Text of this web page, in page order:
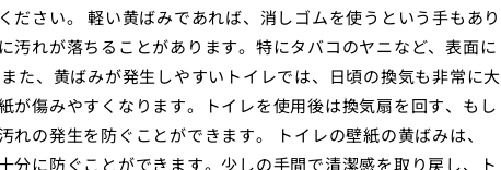
さい。 軽い黄ばみであれば、消しゴムを使うという手もあり
汚れが落ちることがあります。特にタバコのヤニなど、表面に
た、黄ばみが発生しやすいトイレでは、日頃の換気も非常に大
傷みやすくなります。トイレを使用後は換気扇を回す、もし
の発生を防ぐことができます。 トイレの壁紙の黄ばみは、
分に防ぐことができます。少しの手間で清潔感を取り戻し、ト